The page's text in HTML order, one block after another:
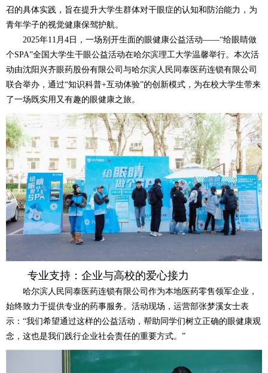
召的具体实践，旨在提升大学生群体对干眼症的认知和防治能力，为
青年学子的视觉健康保驾护航。
2025年11月4日，一场别开生面的眼健康公益活动——“给眼睛做
个SPA”全国大学生干眼公益活动在哈尔滨理工大学温馨举行。本次活
动由沈阳兴齐眼药股份有限公司与哈尔滨人民同泰医药连锁有限公司
联合举办，通过“知识科普+互动体验”的创新模式，为在校大学生带来
了一场既实用又有趣的眼健康之旅。
专业支持：企业与高校的爱心接力
哈尔滨人民同泰医药连锁有限公司作为本地医药零售领军企业，
始终致力于提供专业的药事服务。活动现场，运营部张梦溪女士表
示：“我们希望通过这样的公益活动，帮助同学们树立正确的眼健康观
念，这也是我们践行企业社会责任的重要方式。”